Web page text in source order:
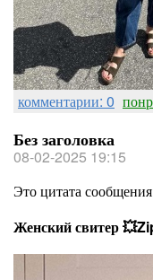
комментарии: 0
Без заголовка
08-02-2025 19:15
Это цитата сообщения
Женский свитер